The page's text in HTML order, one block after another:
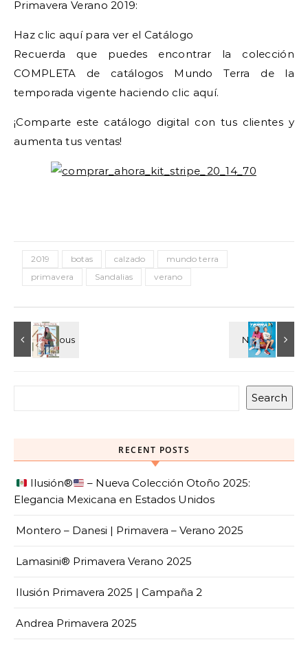
Primavera Verano 2019:
Haz clic aquí para ver el Catálogo
Recuerda que puedes encontrar la colección
COMPLETA de catálogos Mundo Terra de la
temporada vigente haciendo clic aquí.
¡Comparte este catálogo digital con tus clientes y
aumenta tus ventas!
2019 botas calzado
mundo terra
primavera
Sandalias verano
Search
RECENT POSTS
Ilusión®️
– Nueva Colección Otoño 2025:
Elegancia Mexicana en Estados Unidos
Montero – Danesi | Primavera – Verano 2025
Lamasini® Primavera Verano 2025
Ilusión Primavera 2025 | Campaña 2
Andrea Primavera 2025